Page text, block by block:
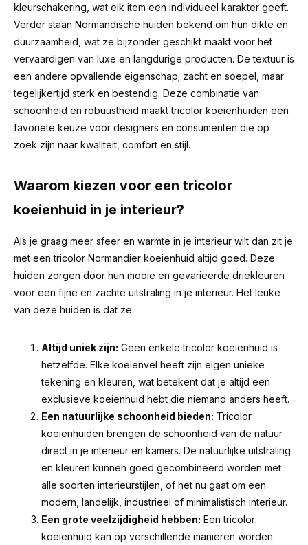
kleurschakering, wat elk item een individueel karakter geeft.
Verder staan Normandische huiden bekend om hun dikte en
duurzaamheid, wat ze bijzonder geschikt maakt voor het
vervaardigen van luxe en langdurige producten. De textuur is
een andere opvallende eigenschap; zacht en soepel, maar
tegelijkertijd sterk en bestendig. Deze combinatie van
schoonheid en robuustheid maakt tricolor koeienhuiden een
favoriete keuze voor designers en consumenten die op
zoek zijn naar kwaliteit, comfort en stijl.
Waarom kiezen voor een tricolor
koeienhuid in je interieur?
Als je graag meer sfeer en warmte in je interieur wilt dan zit je
met een tricolor Normandiër koeienhuid altijd goed. Deze
huiden zorgen door hun mooie en gevarieerde driekleuren
voor een fijne en zachte uitstraling in je interieur. Het leuke
van deze huiden is dat ze:
Altijd uniek zijn: Geen enkele tricolor koeienhuid is
hetzelfde. Elke koeienvel heeft zijn eigen unieke
tekening en kleuren, wat betekent dat je altijd een
exclusieve koeienhuid hebt die niemand anders heeft.
Een natuurlijke schoonheid bieden: Tricolor
koeienhuiden brengen de schoonheid van de natuur
direct in je interieur en kamers. De natuurlijke uitstraling
en kleuren kunnen goed gecombineerd worden met
alle soorten interieurstijlen, of het nu gaat om een
modern, landelijk, industrieel of minimalistisch interieur.
Een grote veelzijdigheid hebben: Een tricolor
koeienhuid kan op verschillende manieren worden